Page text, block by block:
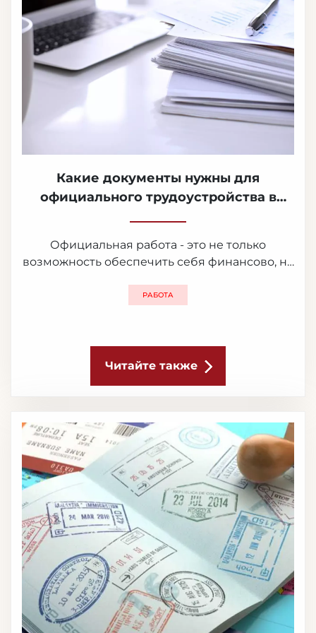
Какие документы нужны для
официального трудоустройства в
Официальная работа - это не только
возможность обеспечить себя финансово, но
профессиональной сфере. Трудоустройство
необходимых документов. Давайте
рассмотрим, какие документы нужны при
РАБОТА
Читайте также